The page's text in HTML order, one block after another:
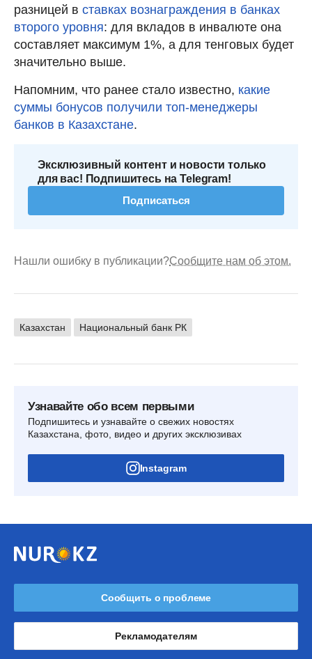
разницей в ставках вознаграждения в банках
второго уровня: для вкладов в инвалюте она
составляет максимум 1%, а для тенговых будет
значительно выше.
Напомним, что ранее стало известно, какие
суммы бонусов получили топ-менеджеры
банков в Казахстане.
Эксклюзивный контент и новости только
для вас! Подпишитесь на Telegram!
Подписаться
Нашли ошибку в публикации?Сообщите нам об этом.
Казахстан Национальный банк РК
Узнавайте обо всем первыми
Подпишитесь и узнавайте о свежих новостях
Казахстана, фото, видео и других эксклюзивах
Instagram
Сообщить о проблеме
Рекламодателям